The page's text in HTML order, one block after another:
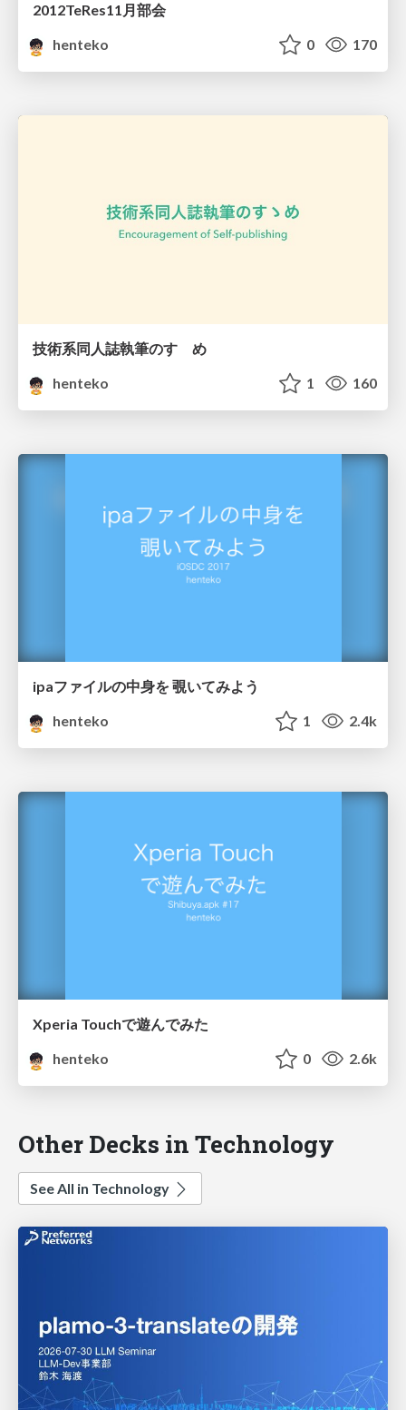
2012TeRes11月部会
henteko
0 170
技術系同人誌執筆のすゝめ
henteko
1 160
ipaファイルの中身を 覗いてみよう
henteko
1 2.4k
Xperia Touchで遊んでみた
henteko
0 2.6k
Other Decks in Technology
See All in Technology